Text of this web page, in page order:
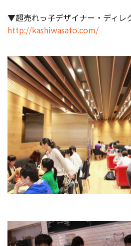
▼超売れっ子デザイナー・ディレ
http://kashiwasato.com/